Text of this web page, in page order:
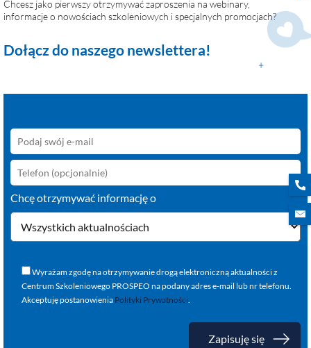
Chcesz jako pierwszy otrzymywać zaproszenia na webinary,
informacje o nowościach szkoleniowych i specjalnych promocjach?
Dołącz do naszego newslettera!
Chcę otrzymywać informację o
Wyrażam zgodę na otrzymywanie drogą elektroniczną aktualności z
Centrum Szkoleniowego PROSPEO na podany adres e-mail lub nr telefonu.
Akceptuję postanowienia Polityki Prywatności